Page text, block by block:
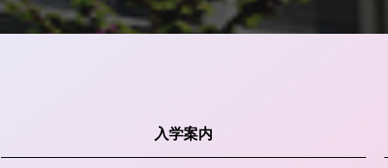
入学案内